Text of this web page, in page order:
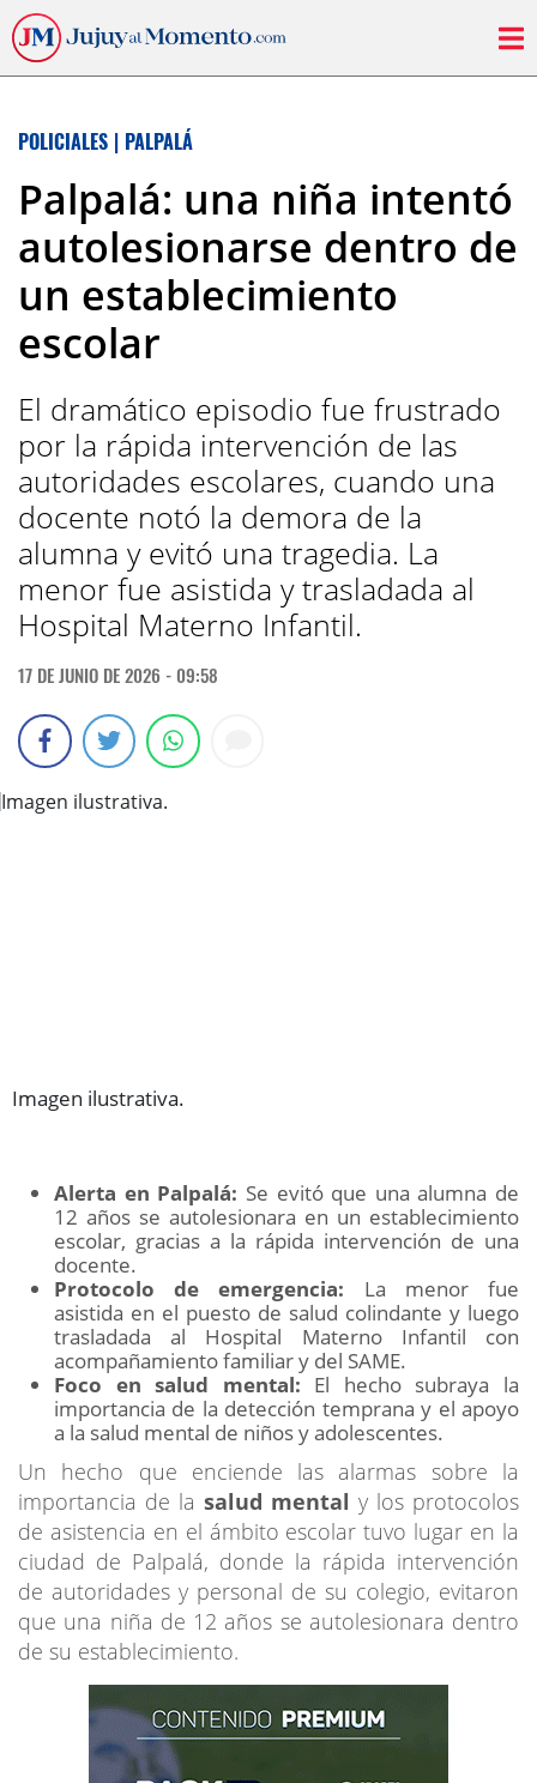
POLICIALES | PALPALÁ
Palpalá: una niña intentó
autolesionarse dentro de
un establecimiento
escolar
El dramático episodio fue frustrado
por la rápida intervención de las
autoridades escolares, cuando una
docente notó la demora de la
alumna y evitó una tragedia. La
menor fue asistida y trasladada al
Hospital Materno Infantil.
17 DE JUNIO DE 2026 - 09:58
Imagen ilustrativa.
Alerta en Palpalá: Se evitó que una alumna de
12 años se autolesionara en un establecimiento
escolar, gracias a la rápida intervención de una
docente.
Protocolo de emergencia: La menor fue
asistida en el puesto de salud colindante y luego
trasladada al Hospital Materno Infantil con
acompañamiento familiar y del SAME.
Foco en salud mental: El hecho subraya la
importancia de la detección temprana y el apoyo
a la salud mental de niños y adolescentes.
Un hecho que enciende las alarmas sobre la
importancia de la salud mental y los protocolos
de asistencia en el ámbito escolar tuvo lugar en la
ciudad de Palpalá, donde la rápida intervención
de autoridades y personal de su colegio, evitaron
que una niña de 12 años se autolesionara dentro
de su establecimiento.